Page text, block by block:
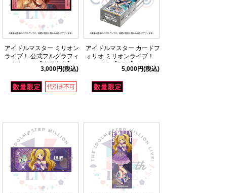
アイドルマスター ミリオン
ライブ！ 公式フルグラフィ
ックタオル 【春日未来】
(14thLIVE ver.)3,000円(税込)
アイドルマスター カードフ
ォリオ ミリオンライブ！
ver. vol.2 【BOX】
5,000円(税込)